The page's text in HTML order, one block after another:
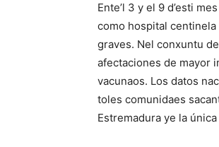
Ente’l 3 y el 9 d’esti
como hospital
graves. Nel conxuntu
afectaciones de mayor
vacunaos. Los datos
toles comunidaes
Estremadura ye la